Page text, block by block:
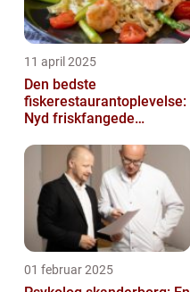
11 april 2025
Den bedste
fiskerestaurantoplevelse:
Nyd friskfangede
01 februar 2025